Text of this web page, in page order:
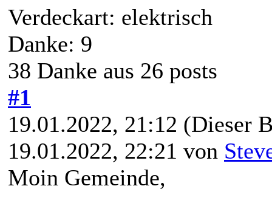
Verdeckart: elektrisch
Danke: 9
38 Danke aus 26 posts
#1
19.01.2022, 21:12 (Dieser
19.01.2022, 22:21 von
Moin Gemeinde,